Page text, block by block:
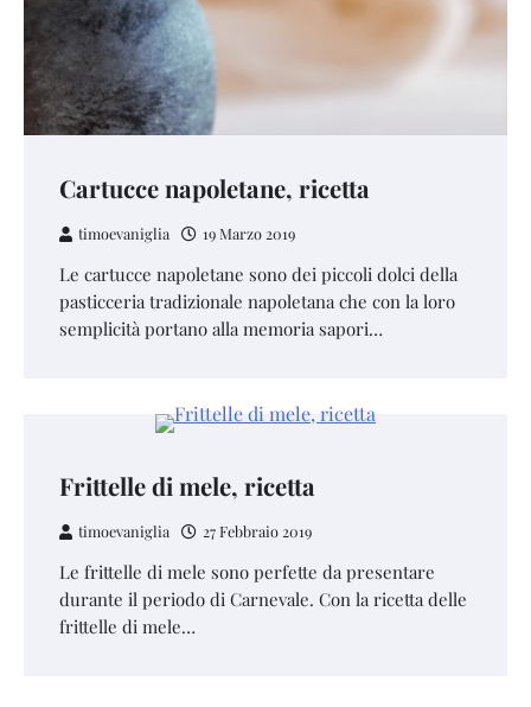
Cartucce napoletane, ricetta
timoevaniglia 19 Marzo 2019
Le cartucce napoletane sono dei piccoli dolci della
pasticceria tradizionale napoletana che con la loro
semplicità portano alla memoria sapori…
Frittelle di mele, ricetta
timoevaniglia 27 Febbraio 2019
Le frittelle di mele sono perfette da presentare
durante il periodo di Carnevale. Con la ricetta delle
frittelle di mele…